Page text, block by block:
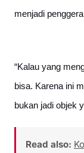
menjadi
“Kalau yang
bisa. Karena ini
bukan jadi objek
Read also: